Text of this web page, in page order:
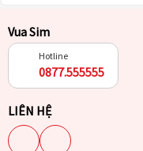
Vua Sim
Hotline
0877.555555
LIÊN HỆ